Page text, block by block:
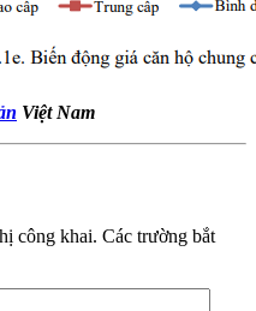
Việt Nam
công khai. Các trường bắt